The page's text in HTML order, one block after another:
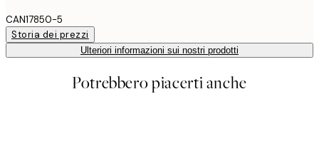
CAN17850-5
Storia dei prezzi
Ulteriori informazioni sui nostri prodotti
Potrebbero piacerti anche